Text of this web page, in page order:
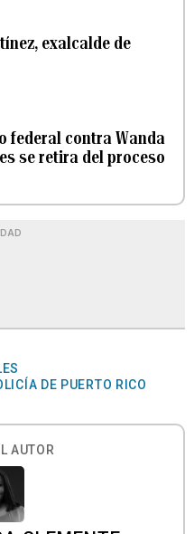
exalcalde de
federal contra Wanda
se retira del proceso
DE PUERTO RICO
AUTOR